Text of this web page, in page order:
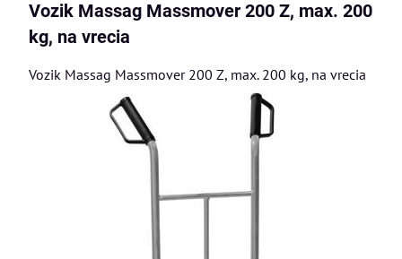
Vozik Massag Massmover 200 Z, max. 200
kg, na vrecia
Vozik Massag Massmover 200 Z, max. 200 kg, na vrecia